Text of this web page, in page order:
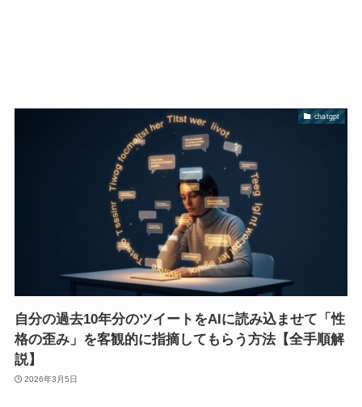
chatgpt
自分の過去10年分のツイートをAIに読み込ませて「性
格の歪み」を客観的に指摘してもらう方法【全手順解
説】
2026年3月5日